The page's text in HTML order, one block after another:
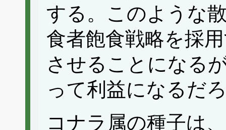
する。このような
食者飽食戦略を採
させることになる
って利益になるだ
コナラ属の種子は